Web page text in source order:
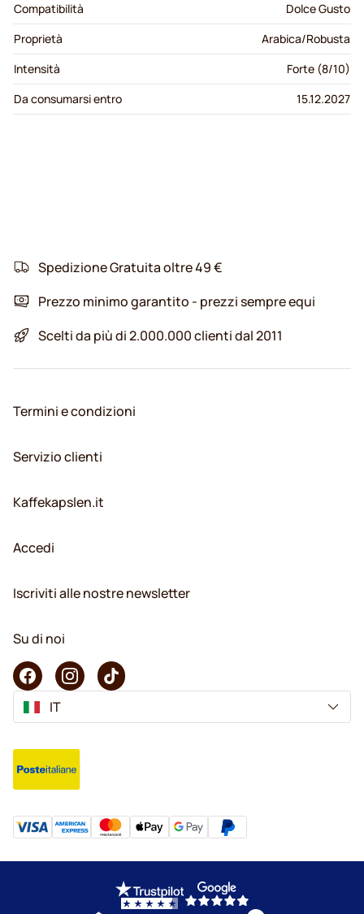
Compatibilità
Dolce Gusto
Proprietà
Arabica/Robusta
Intensità
Forte (8/10)
Da consumarsi entro
15.12.2027
Spedizione Gratuita oltre 49 €
Prezzo minimo garantito - prezzi sempre equi
Scelti da più di 2.000.000 clienti dal 2011
Termini e condizioni
Servizio clienti
Kaffekapslen.it
Accedi
Iscriviti alle nostre newsletter
Su di noi
IT